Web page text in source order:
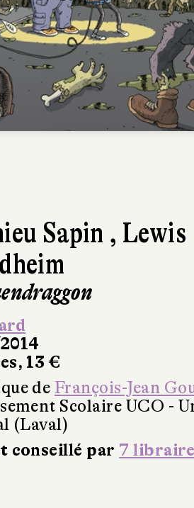
Sapin , Lewis
13 €
de François-Jean
Scolaire UCO -
(Laval)
conseillé par 7